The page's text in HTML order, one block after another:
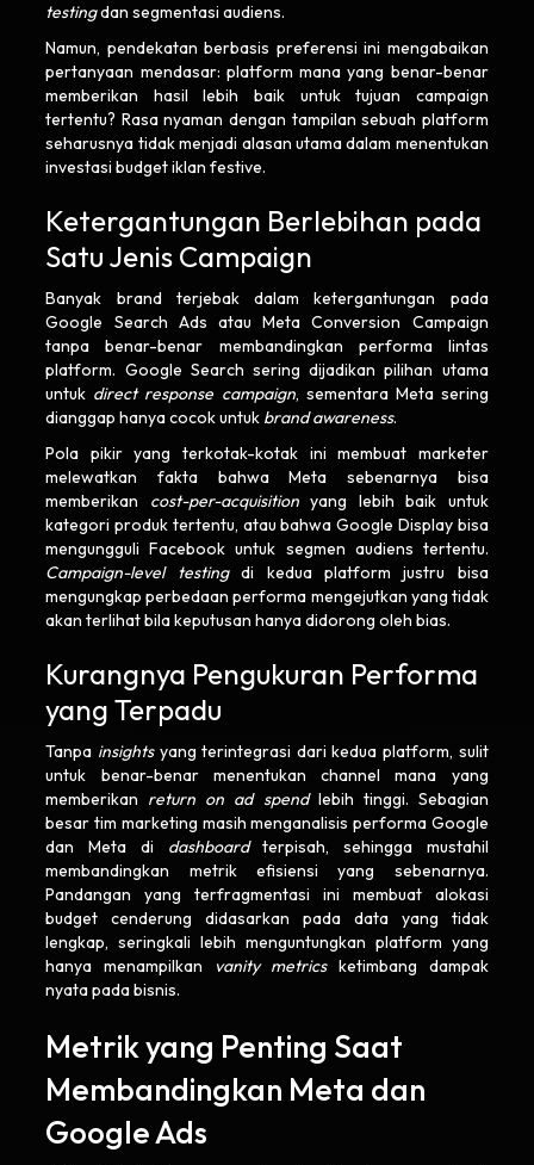
testingdan segmentasi audiens.
Namun, pendekatan berbasis preferensi ini mengabaikan
pertanyaan mendasar: platform mana yang benar-benar
memberikan hasil lebih baik untuk tujuan campaign
tertentu? Rasa nyaman dengan tampilan sebuah platform
seharusnya tidak menjadi alasan utama dalam menentukan
investasi budget iklan festive.
Ketergantungan Berlebihan pada
Satu Jenis Campaign
Banyak brand terjebak dalam ketergantungan pada
Google Search Ads atau Meta Conversion Campaign
tanpa benar-benar membandingkan performa lintas
platform. Google Search sering dijadikan pilihan utama
untuk direct response campaign, sementara Meta sering
dianggap hanya cocok untuk brand awareness.
Pola pikir yang terkotak-kotak ini membuat marketer
melewatkan fakta bahwa Meta sebenarnya bisa
memberikan cost-per-acquisitionyang lebih baik untuk
kategori produk tertentu, atau bahwa Google Display bisa
mengungguli Facebook untuk segmen audiens tertentu.
Campaign-level testingdi kedua platform justru bisa
mengungkap perbedaan performa mengejutkan yang tidak
akan terlihat bila keputusan hanya didorong oleh bias.
Kurangnya Pengukuran Performa
yang Terpadu
Tanpa insightsyang terintegrasi dari kedua platform, sulit
untuk benar-benar menentukan channel mana yang
memberikan return on ad spendlebih tinggi. Sebagian
besar tim marketing masih menganalisis performa Google
dan Meta di dashboardterpisah, sehingga mustahil
membandingkan metrik efisiensi yang sebenarnya.
Pandangan yang terfragmentasi ini membuat alokasi
budget cenderung didasarkan pada data yang tidak
lengkap, seringkali lebih menguntungkan platform yang
hanya menampilkan
vanity metricsketimbang dampak
nyata pada bisnis.
Metrik yang Penting Saat
Membandingkan Meta dan
Google Ads